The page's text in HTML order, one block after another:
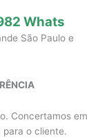
Whats
São Paulo e
Concertamos em
para o cliente.